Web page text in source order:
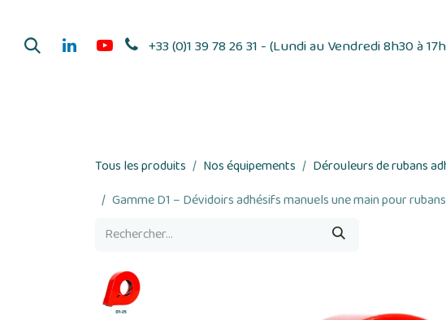
+33 (0)1 39 78 26 31 - (Lundi au Vendredi 8h30 à
Tous les produits Nos équipements Dérouleurs de rubans
Gamme D1 – Dévidoirs adhésifs manuels une main pour